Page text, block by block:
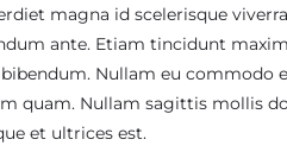
magna id scelerisque
ante. Etiam tincidunt
Nullam eu commodo
quam. Nullam sagittis mollis
et ultrices est.